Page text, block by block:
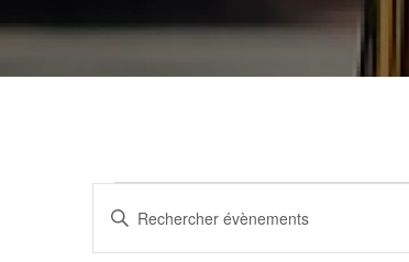
Recherche
Saisir